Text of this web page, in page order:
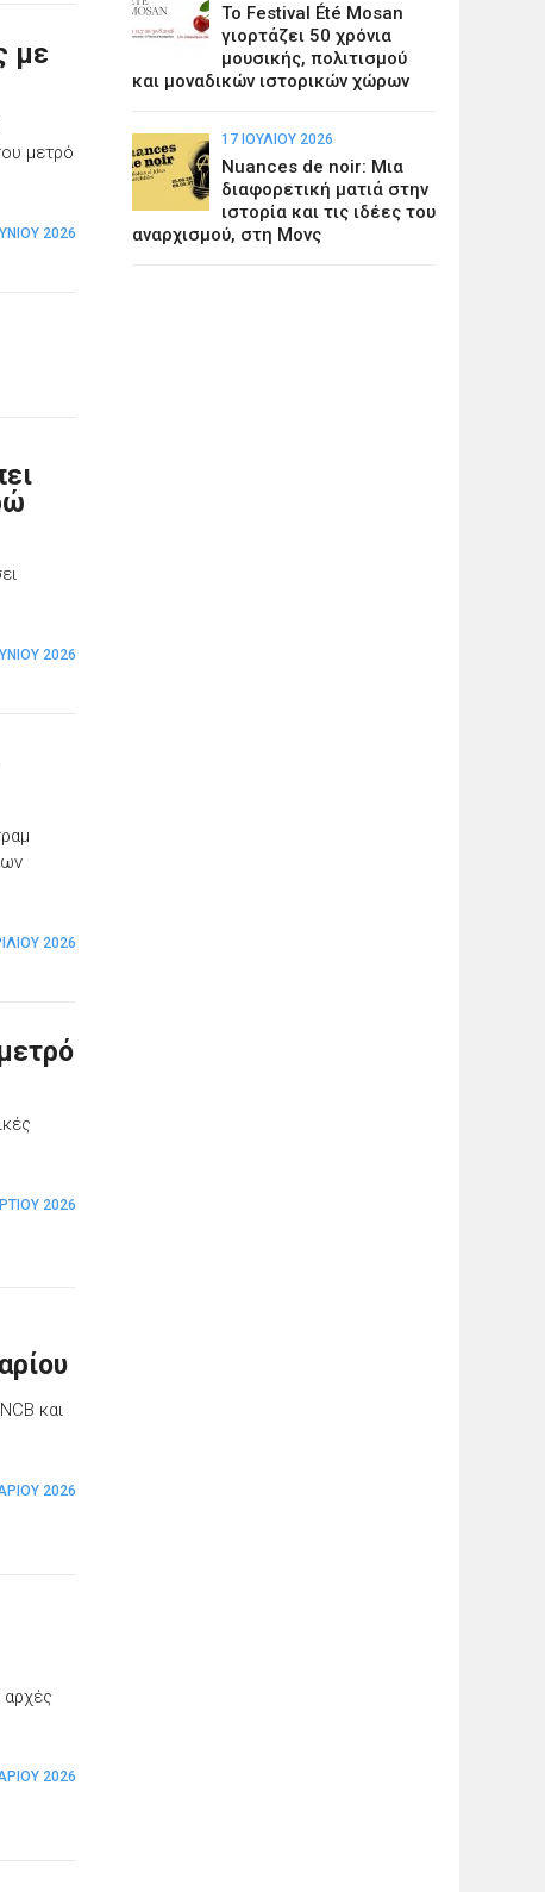
με
μετρό
2026
2026
2026
2026
και
2026
αρχές
2026
Το Festival Été Mosan
γιορτάζει 50 χρόνια
μουσικής, πολιτισμού
και μοναδικών ιστορικών χώρων
17 ΙΟΥΛΊΟΥ 2026
Nuances de noir: Μια
διαφορετική ματιά στην
ιστορία και τις ιδέες του
αναρχισμού, στη Μονς